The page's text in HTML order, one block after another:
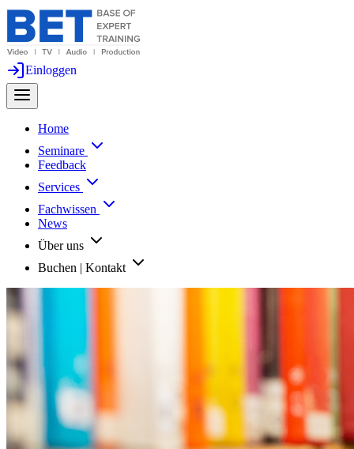
Einloggen
Home
Seminare
Feedback
Services
Fachwissen
News
Über uns
Buchen | Kontakt